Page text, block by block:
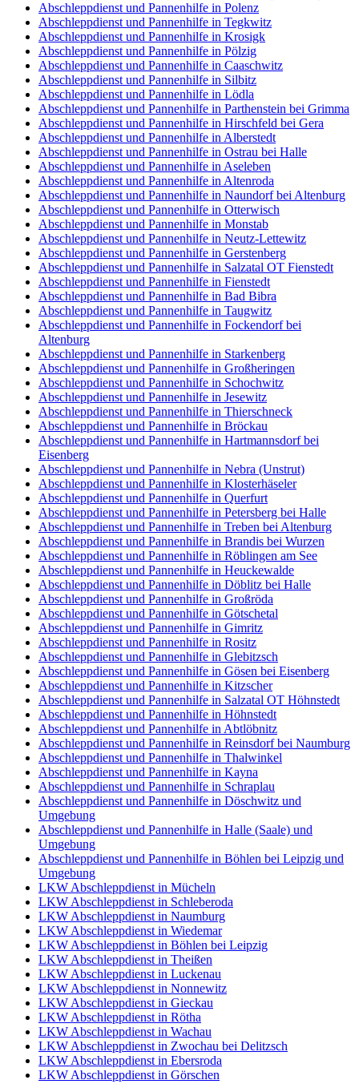
Abschleppdienst und Pannenhilfe in Polenz
Abschleppdienst und Pannenhilfe in Tegkwitz
Abschleppdienst und Pannenhilfe in Krosigk
Abschleppdienst und Pannenhilfe in Pölzig
Abschleppdienst und Pannenhilfe in Caaschwitz
Abschleppdienst und Pannenhilfe in Silbitz
Abschleppdienst und Pannenhilfe in Lödla
Abschleppdienst und Pannenhilfe in Parthenstein bei Grimma
Abschleppdienst und Pannenhilfe in Hirschfeld bei Gera
Abschleppdienst und Pannenhilfe in Alberstedt
Abschleppdienst und Pannenhilfe in Ostrau bei Halle
Abschleppdienst und Pannenhilfe in Aseleben
Abschleppdienst und Pannenhilfe in Altenroda
Abschleppdienst und Pannenhilfe in Naundorf bei Altenburg
Abschleppdienst und Pannenhilfe in Otterwisch
Abschleppdienst und Pannenhilfe in Monstab
Abschleppdienst und Pannenhilfe in Neutz-Lettewitz
Abschleppdienst und Pannenhilfe in Gerstenberg
Abschleppdienst und Pannenhilfe in Salzatal OT Fienstedt
Abschleppdienst und Pannenhilfe in Fienstedt
Abschleppdienst und Pannenhilfe in Bad Bibra
Abschleppdienst und Pannenhilfe in Taugwitz
Abschleppdienst und Pannenhilfe in Fockendorf bei
Altenburg
Abschleppdienst und Pannenhilfe in Starkenberg
Abschleppdienst und Pannenhilfe in Großheringen
Abschleppdienst und Pannenhilfe in Schochwitz
Abschleppdienst und Pannenhilfe in Jesewitz
Abschleppdienst und Pannenhilfe in Thierschneck
Abschleppdienst und Pannenhilfe in Bröckau
Abschleppdienst und Pannenhilfe in Hartmannsdorf bei
Eisenberg
Abschleppdienst und Pannenhilfe in Nebra (Unstrut)
Abschleppdienst und Pannenhilfe in Klosterhäseler
Abschleppdienst und Pannenhilfe in Querfurt
Abschleppdienst und Pannenhilfe in Petersberg bei Halle
Abschleppdienst und Pannenhilfe in Treben bei Altenburg
Abschleppdienst und Pannenhilfe in Brandis bei Wurzen
Abschleppdienst und Pannenhilfe in Röblingen am See
Abschleppdienst und Pannenhilfe in Heuckewalde
Abschleppdienst und Pannenhilfe in Döblitz bei Halle
Abschleppdienst und Pannenhilfe in Großröda
Abschleppdienst und Pannenhilfe in Götschetal
Abschleppdienst und Pannenhilfe in Gimritz
Abschleppdienst und Pannenhilfe in Rositz
Abschleppdienst und Pannenhilfe in Glebitzsch
Abschleppdienst und Pannenhilfe in Gösen bei Eisenberg
Abschleppdienst und Pannenhilfe in Kitzscher
Abschleppdienst und Pannenhilfe in Salzatal OT Höhnstedt
Abschleppdienst und Pannenhilfe in Höhnstedt
Abschleppdienst und Pannenhilfe in Abtlöbnitz
Abschleppdienst und Pannenhilfe in Reinsdorf bei Naumburg
Abschleppdienst und Pannenhilfe in Thalwinkel
Abschleppdienst und Pannenhilfe in Kayna
Abschleppdienst und Pannenhilfe in Schraplau
Abschleppdienst und Pannenhilfe in Döschwitz und
Umgebung
Abschleppdienst und Pannenhilfe in Halle (Saale) und
Umgebung
Abschleppdienst und Pannenhilfe in Böhlen bei Leipzig und
Umgebung
LKW Abschleppdienst in Mücheln
LKW Abschleppdienst in Schleberoda
LKW Abschleppdienst in Naumburg
LKW Abschleppdienst in Wiedemar
LKW Abschleppdienst in Böhlen bei Leipzig
LKW Abschleppdienst in Theißen
LKW Abschleppdienst in Luckenau
LKW Abschleppdienst in Nonnewitz
LKW Abschleppdienst in Gieckau
LKW Abschleppdienst in Rötha
LKW Abschleppdienst in Wachau
LKW Abschleppdienst in Zwochau bei Delitzsch
LKW Abschleppdienst in Ebersroda
LKW Abschleppdienst in Görschen